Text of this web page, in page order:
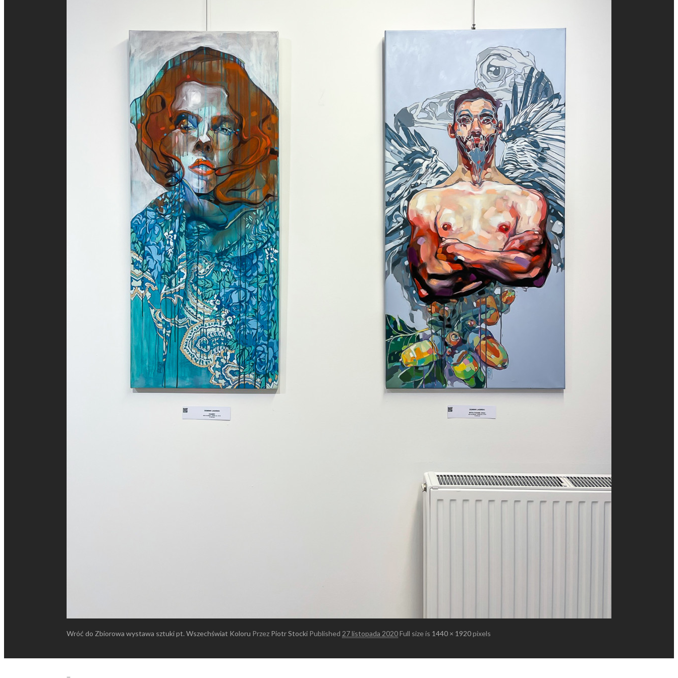
Wróć do Zbiorowa wystawa sztuki pt. Wszechświat Koloru Przez Piotr Stocki Published 27 listopada 2020Full size is 1440 × 1920pixels